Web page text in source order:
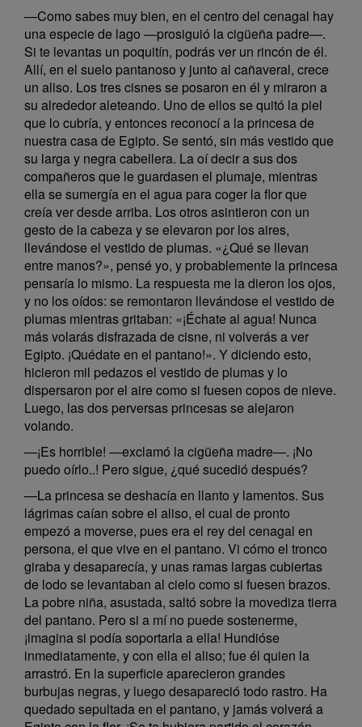
—Como sabes muy bien, en el centro del cenagal hay
una especie de lago —prosiguió la cigüeña padre—.
Si te levantas un poquitín, podrás ver un rincón de él.
Allí, en el suelo pantanoso y junto al cañaveral, crece
un aliso. Los tres cisnes se posaron en él y miraron a
su alrededor aleteando. Uno de ellos se quitó la piel
que lo cubría, y entonces reconocí a la princesa de
nuestra casa de Egipto. Se sentó, sin más vestido que
su larga y negra cabellera. La oí decir a sus dos
compañeros que le guardasen el plumaje, mientras
ella se sumergía en el agua para coger la flor que
creía ver desde arriba. Los otros asintieron con un
gesto de la cabeza y se elevaron por los aires,
llevándose el vestido de plumas. «¿Qué se llevan
entre manos?», pensé yo, y probablemente la princesa
pensaría lo mismo. La respuesta me la dieron los ojos,
y no los oídos: se remontaron llevándose el vestido de
plumas mientras gritaban: «¡Échate al agua! Nunca
más volarás disfrazada de cisne, ni volverás a ver
Egipto. ¡Quédate en el pantano!». Y diciendo esto,
hicieron mil pedazos el vestido de plumas y lo
dispersaron por el aire como si fuesen copos de nieve.
Luego, las dos perversas princesas se alejaron
volando.
—¡Es horrible! —exclamó la cigüeña madre—. ¡No
puedo oírlo..! Pero sigue, ¿qué sucedió después?
—La princesa se deshacía en llanto y lamentos. Sus
lágrimas caían sobre el aliso, el cual de pronto
empezó a moverse, pues era el rey del cenagal en
persona, el que vive en el pantano. Vi cómo el tronco
giraba y desaparecía, y unas ramas largas cubiertas
de lodo se levantaban al cielo como si fuesen brazos.
La pobre niña, asustada, saltó sobre la movediza tierra
del pantano. Pero si a mí no puede sostenerme,
¡imagina si podía soportarla a ella! Hundióse
inmediatamente, y con ella el aliso; fue él quien la
arrastró. En la superficie aparecieron grandes
burbujas negras, y luego desapareció todo rastro. Ha
quedado sepultada en el pantano, y jamás volverá a